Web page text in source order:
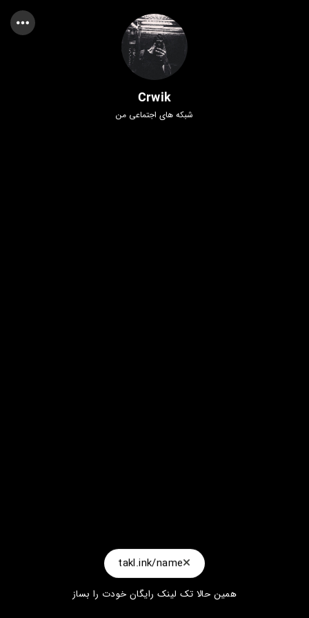
Crwik
شبکه های اجتماعی من
takl.ink/name
همین حالا تک لینک رایگان خودت را بساز